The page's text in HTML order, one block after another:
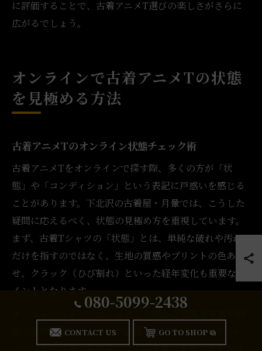
に評価することで、古着アニメT選びの楽しさがさらに
広がるでしょう。
オンラインで古着アニメTの状態
を見極める方法
古着アニメTのオンライン状態チェック術
古着アニメTをオンラインで探す際、多くの方が「状
態」や「コンディション」という表記に戸惑いを感じる
ことがあります。下北沢の古着屋・月暈では、こうした
疑問に応えるべく、状態の見極め方を重視しています。
まず、古着Tシャツの「状態」とは、単純な破れや汚れ
だけを指すのではなく、生地の質感やプリントの色あ
せ、クラック（ひび割れ）といった経年変化も重要なポ
イントとなります。
細な説明文で伝えることが必須です。特にアニメTシャ
080-5099-2438
CONTACT US GO TO SHOP